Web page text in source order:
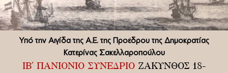
Υπό την Αιγίδα της Α.Ε. της Προέδρου της Δημοκρατίας
Κατερίνας Σακελλαροπούλου
ΙΒ΄ ΠΑΝΙΟΝΙΟ ΣΥΝΕΔΡΙΟΖΑΚΥΝΘΟΣ 18-